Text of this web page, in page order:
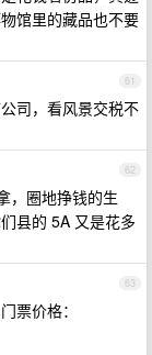
馆里的藏品也不要
61
司，看风景交税不
62
，圈地挣钱的生
县的 5A 又是花多
63
票价格：